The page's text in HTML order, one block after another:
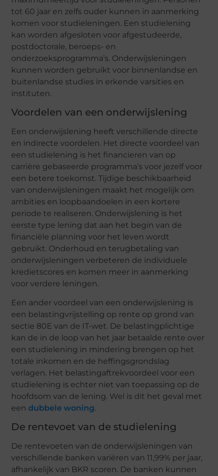
tot 60 jaar en zelfs ouder kunnen in aanmerking
komen voor studieleningen. Een studielening
kan worden afgesloten voor afgestudeerde,
postdoctorale, beroeps- en
onderzoeksprogramma’s. Onderwijsleningen
kunnen worden gebruikt voor binnenlandse en
buitenlandse studies in erkende varsities en
instituten.
Voordelen van een onderwijslening
Een onderwijslening heeft verschillende directe
en indirecte voordelen. Het directe voordeel van
een studielening is het financieren van op
carrière gebaseerde programma’s voor jezelf voor
een betere toekomst. Tijdige beschikbaarheid
van onderwijsleningen maakt het mogelijk om
ambities en loopbaandoelen in een kortere
periode te realiseren. Onderwijslening is het
eerste type lening dat aan het begin van de
financiële planning voor het leven wordt
gebruikt. Onderhoud en terugbetaling van
onderwijsleningen verbeteren de individuele
kredietscores en komen meer in aanmerking
voor verdere leningen.
Een ander voordeel van een onderwijslening is
een belastingvrijstelling op rente op grond van
sectie 80E van de IT-wet. De belastingplichtige
kan de in de loop van het jaar betaalde rente over
een studielening in mindering brengen op het
totale inkomen en de heffingsgrondslag
verlagen. Het belastingaftrekvoordeel voor een
studielening is echter niet van toepassing op de
hoofdsom van de lening. Wel is dit het geval met
eendubbele woning.
De rentevoet van de studielening
De rentevoeten van de onderwijsleningen van
verschillende banken variëren van 11,99% per jaar,
afhankelijk van BKR scoren. De banken kunnen